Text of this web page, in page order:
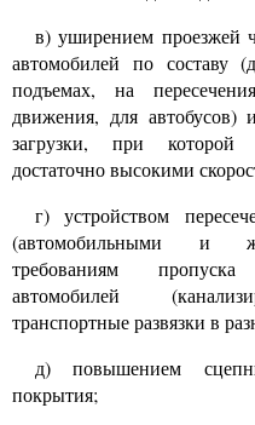
в) уширением проезжей
автомобилей по составу
подъемах, на
движения, для автобусов)
загрузки, при
достаточно высокими
г) устройством
(автомобильными и
требованиям
автомобилей
транспортные развязки в
д) повышением
покрытия;